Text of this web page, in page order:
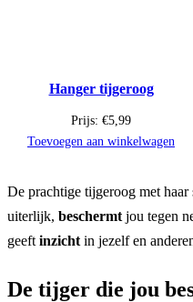
Hanger tijgeroog
Prijs: €5,99
Toevoegen aan winkelwagen
De prachtige tijgeroog met haar
uiterlijk, beschermt jou tegen
geeft inzicht in jezelf en
De tijger die jou